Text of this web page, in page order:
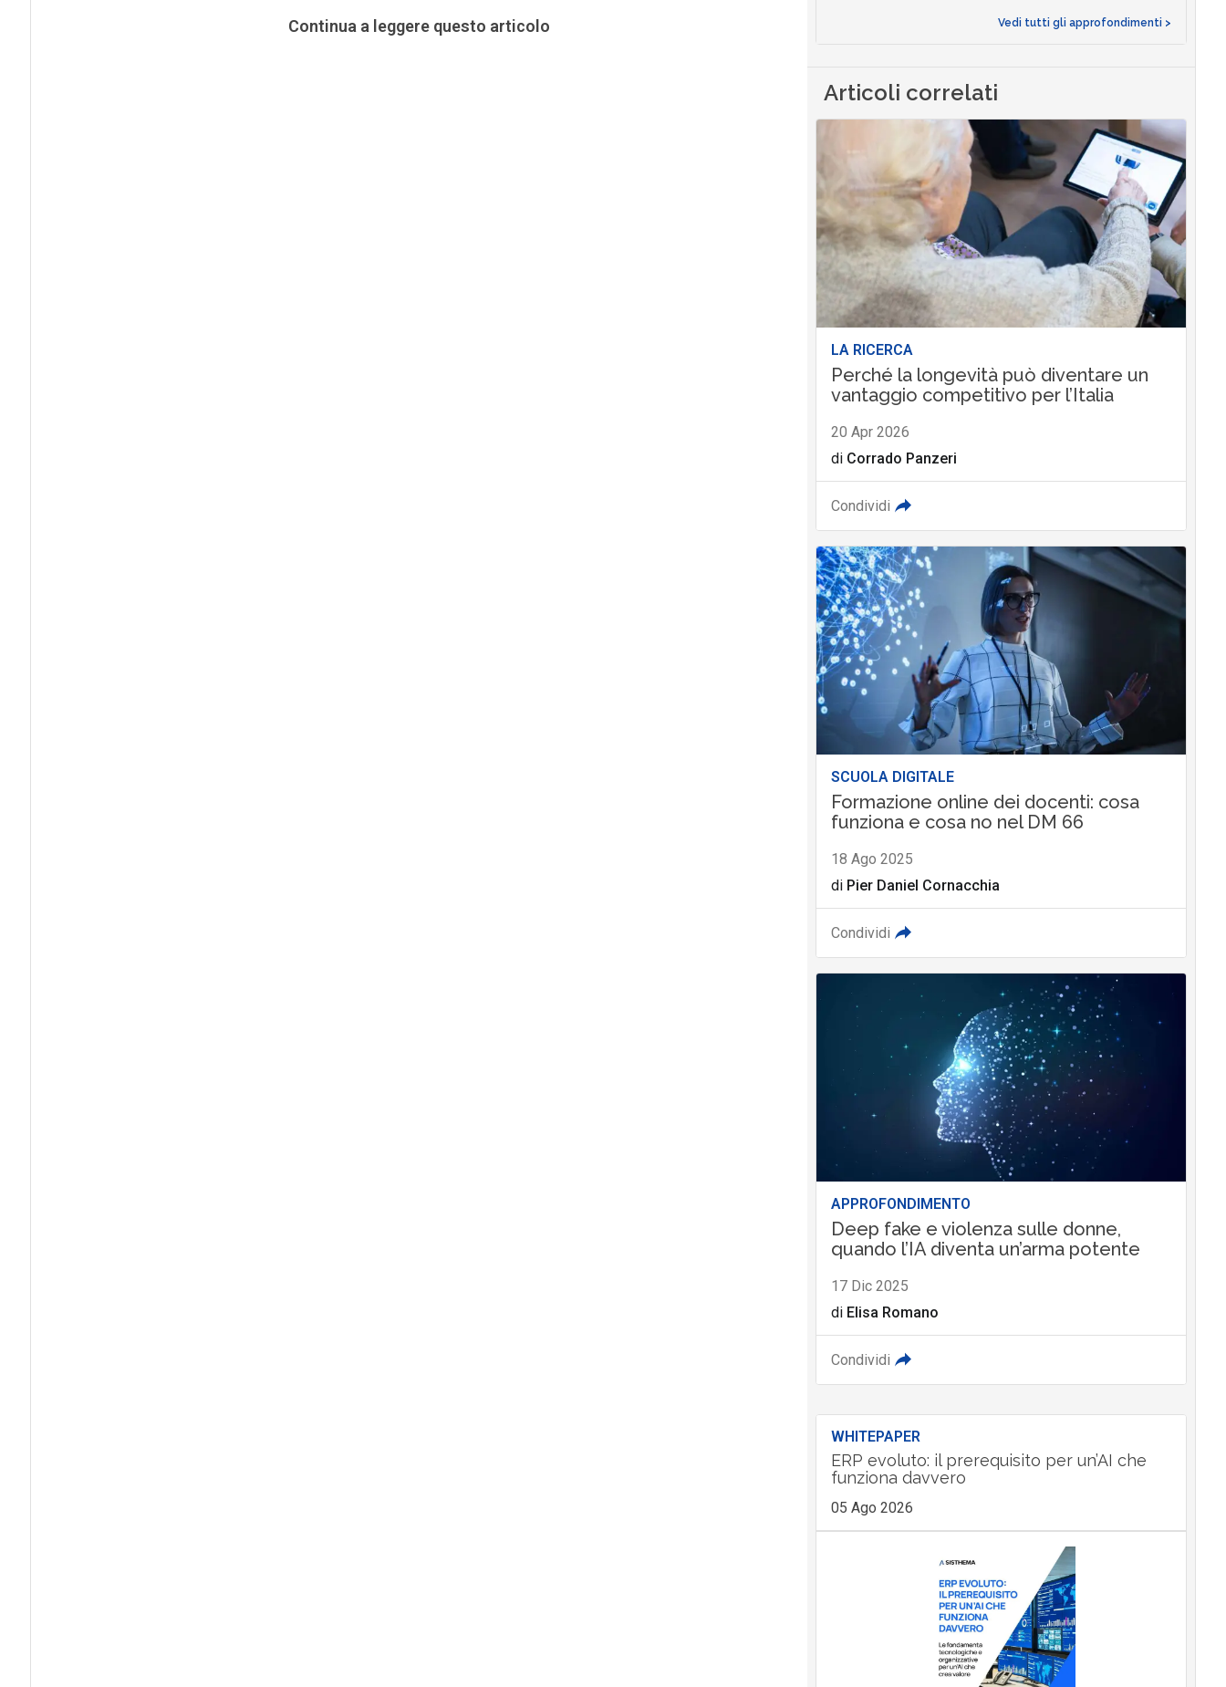
Continua a leggere questo articolo Vedi tutti gli approfondimenti >
Articoli correlati
LA RICERCA
Perché la longevità può diventare un
vantaggio competitivo per l’Italia
20 Apr 2026
di Corrado Panzeri
Condividi
SCUOLA DIGITALE
Formazione online dei docenti: cosa
funziona e cosa no nel DM 66
18 Ago 2025
di Pier Daniel Cornacchia
Condividi
APPROFONDIMENTO
Deep fake e violenza sulle donne,
quando l’IA diventa un’arma potente
17 Dic 2025
di Elisa Romano
Condividi
WHITEPAPER
ERP evoluto: il prerequisito per un’AI che
funziona davvero
05 Ago 2026